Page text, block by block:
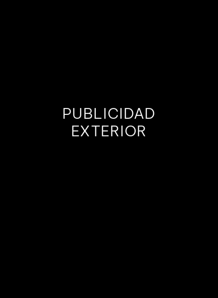
PUBLICIDAD
EXTERIOR